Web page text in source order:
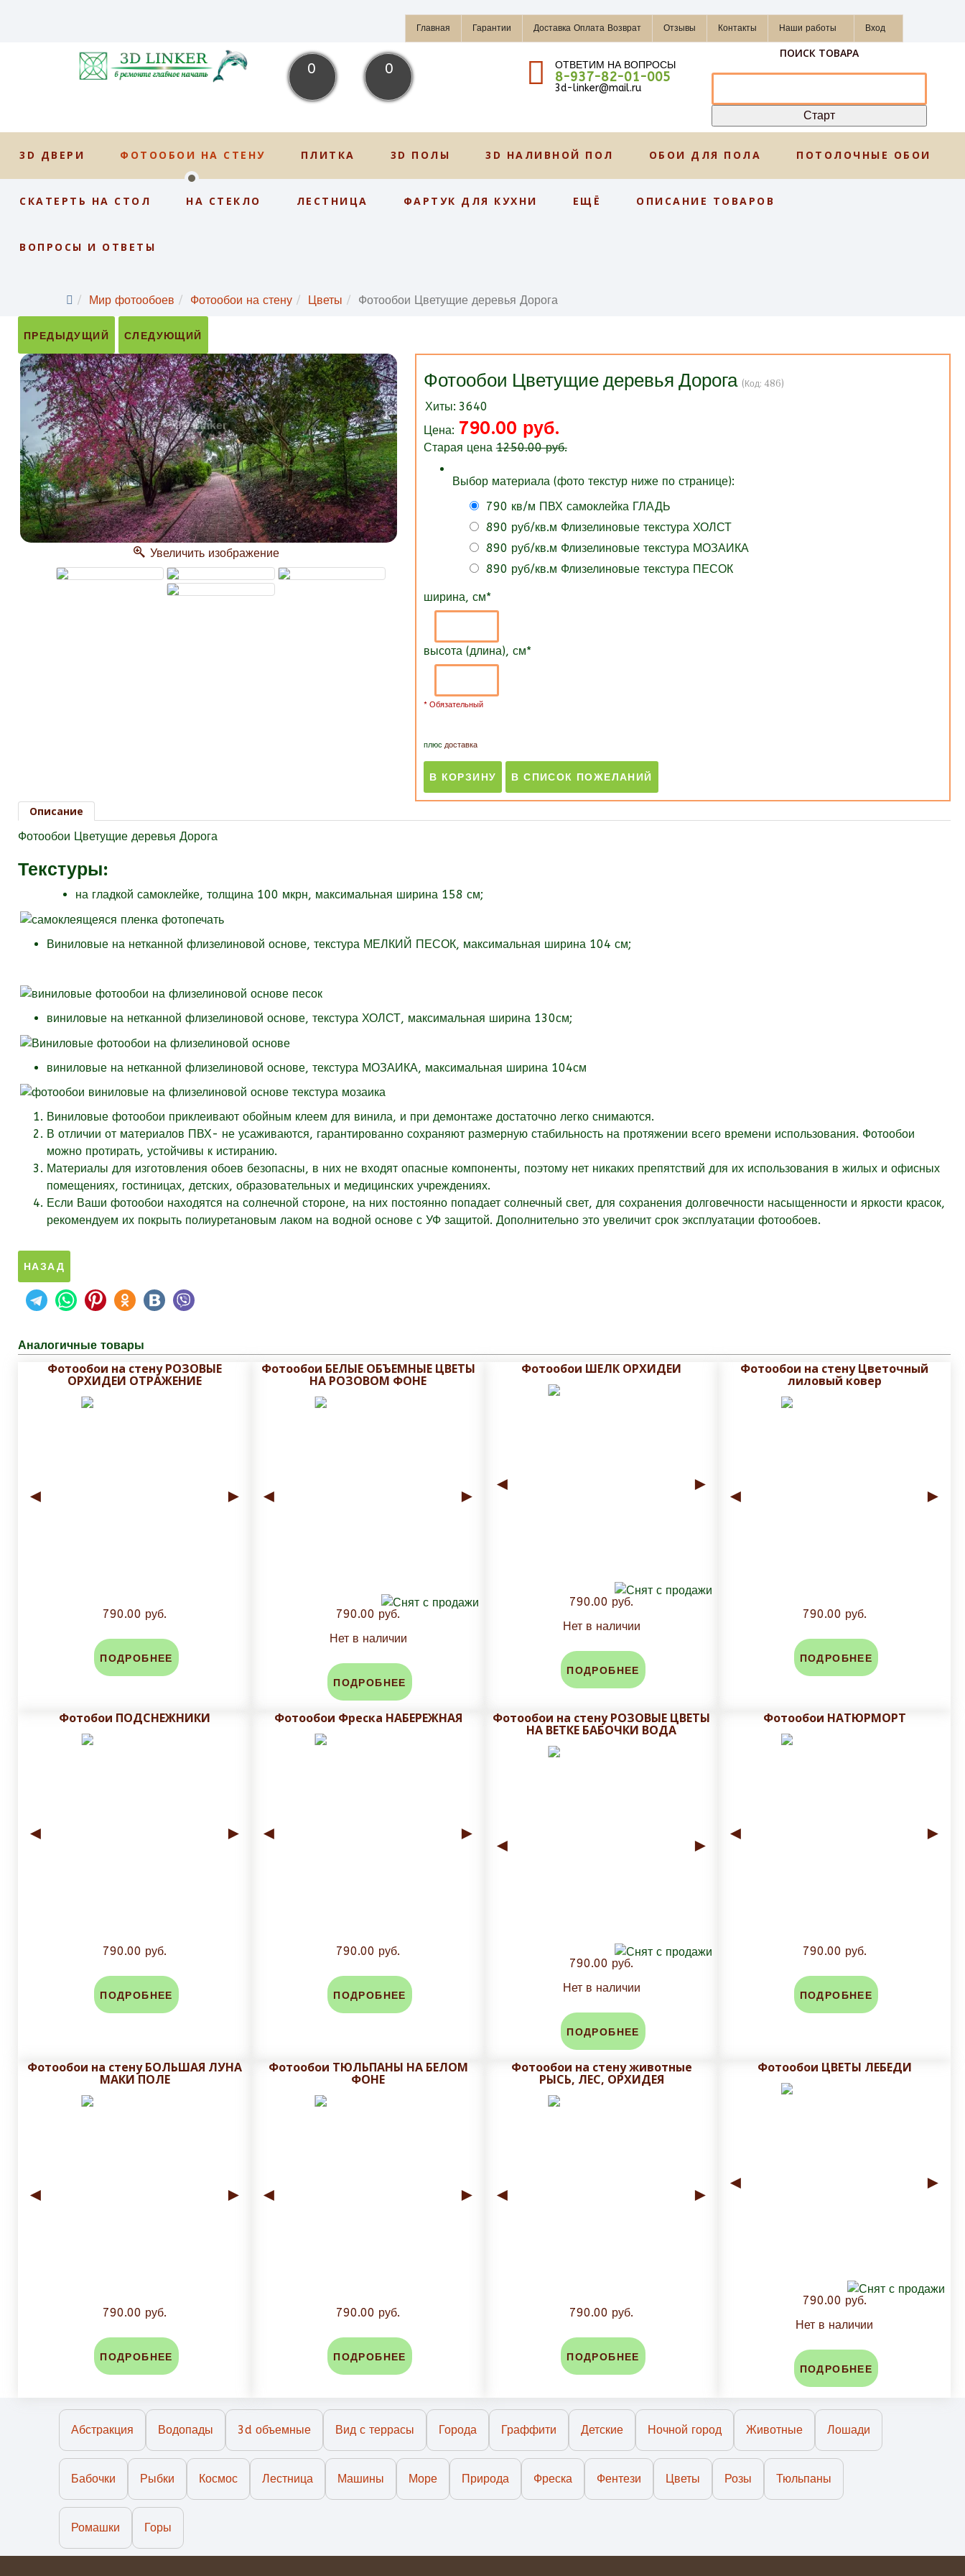
Главная Гарантии Доставка Оплата Возврат Отзывы Контакты Наши работы Вход
0 0 ОТВЕТИМ НА ВОПРОСЫ
8-937-82-01-005
3d-linker@mail.ru
ПОИСК ТОВАРА
3D ДВЕРИ ФОТООБОИ НА СТЕНУ ПЛИТКА 3D ПОЛЫ 3D НАЛИВНОЙ ПОЛ ОБОИ ДЛЯ ПОЛА ПОТОЛОЧНЫЕ ОБОИ
СКАТЕРТЬ НА СТОЛ НА СТЕКЛО ЛЕСТНИЦА ФАРТУК ДЛЯ КУХНИ ЕЩЁ ОПИСАНИЕ ТОВАРОВ
ВОПРОСЫ И ОТВЕТЫ
Мир фотообоев Фотообои на стену Цветы Фотообои Цветущие деревья Дорога
ПРЕДЫДУЩИЙ СЛЕДУЮЩИЙ
Увеличить изображение
Фотообои Цветущие деревья Дорога (Код: 486)
Хиты: 3640
Цена: 790.00 руб.
Старая цена1250.00 руб.
Выбор материала (фото текстур ниже по странице):
790 кв/м ПВХ самоклейка ГЛАДЬ
890 руб/кв.м Флизелиновые текстура ХОЛСТ
890 руб/кв.м Флизелиновые текстура МОЗАИКА
890 руб/кв.м Флизелиновые текстура ПЕСОК
ширина, см*
высота (длина), см*
* Обязательный
плюс доставка
Описание
Фотообои Цветущие деревья Дорога
Текстуры:
на гладкой самоклейке, толщина 100 мкрн, максимальная ширина 158 см;
Виниловые на нетканной флизелиновой основе, текстура МЕЛКИЙ ПЕСОК, максимальная ширина 104 см;
виниловые на нетканной флизелиновой основе, текстура ХОЛСТ, максимальная ширина 130см;
виниловые на нетканной флизелиновой основе, текстура МОЗАИКА, максимальная ширина 104см
Виниловые фотообои приклеивают обойным клеем для винила, и при демонтаже достаточно легко снимаются.
В отличии от материалов ПВХ- не усаживаются, гарантированно сохраняют размерную стабильность на протяжении всего времени использования. Фотообои
можно протирать, устойчивы к истиранию.
Материалы для изготовления обоев безопасны, в них не входят опасные компоненты, поэтому нет никаких препятствий для их использования в жилых и офисных
помещениях, гостиницах, детских, образовательных и медицинских учреждениях.
Если Ваши фотообои находятся на солнечной стороне, на них постоянно попадает солнечный свет, для сохранения долговечности насыщенности и яркости красок,
рекомендуем их покрыть полиуретановым лаком на водной основе с УФ защитой. Дополнительно это увеличит срок эксплуатации фотообоев.
Аналогичные товары
Фотообои на стену РОЗОВЫЕ
ОРХИДЕИ ОТРАЖЕНИЕ
◄ ►
790.00 руб.
ПОДРОБНЕЕ
Фотообои БЕЛЫЕ ОБЪЕМНЫЕ ЦВЕТЫ
НА РОЗОВОМ ФОНЕ
◄ ►
790.00 руб.
Нет в наличии
ПОДРОБНЕЕ
Фотообои ШЕЛК ОРХИДЕИ
◄ ►
790.00 руб.
Нет в наличии
ПОДРОБНЕЕ
Фотообои на стену Цветочный
лиловый ковер
◄ ►
790.00 руб.
ПОДРОБНЕЕ
Фотобои ПОДСНЕЖНИКИ
◄ ►
790.00 руб.
ПОДРОБНЕЕ
Фотообои Фреска НАБЕРЕЖНАЯ
◄ ►
790.00 руб.
ПОДРОБНЕЕ
Фотообои на стену РОЗОВЫЕ ЦВЕТЫ
НА ВЕТКЕ БАБОЧКИ ВОДА
◄ ►
790.00 руб.
Нет в наличии
ПОДРОБНЕЕ
Фотообои НАТЮРМОРТ
◄ ►
790.00 руб.
ПОДРОБНЕЕ
Фотообои на стену БОЛЬШАЯ ЛУНА
МАКИ ПОЛЕ
◄ ►
790.00 руб.
ПОДРОБНЕЕ
Фотообои ТЮЛЬПАНЫ НА БЕЛОМ
ФОНЕ
◄ ►
790.00 руб.
ПОДРОБНЕЕ
Фотообои на стену животные
РЫСЬ, ЛЕС, ОРХИДЕЯ
◄ ►
790.00 руб.
ПОДРОБНЕЕ
Фотообои ЦВЕТЫ ЛЕБЕДИ
◄ ►
790.00 руб.
Нет в наличии
ПОДРОБНЕЕ
Абстракция Водопады 3d объемные Вид с террасы Города Граффити Детские Ночной город Животные Лошади
Бабочки Рыбки Космос Лестница Машины Море Природа Фреска Фентези Цветы Розы Тюльпаны
Ромашки Горы